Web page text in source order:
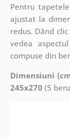
Pentru
ajustat la
redus. Dând
vedea
compuse din
Dimensiuni
245x270 (5